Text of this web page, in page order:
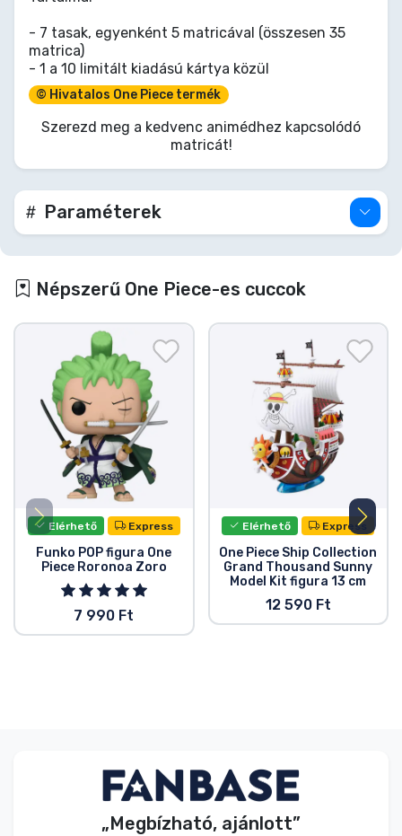
- 7 tasak, egyenként 5 matricával (összesen 35
matrica)
- 1 a 10 limitált kiadású kártya közül
© Hivatalos One Piece termék
Szerezd meg a kedvenc animédhez kapcsolódó
matricát!
Paraméterek
Népszerű One Piece-es cuccok
Elérhető Express
Funko POP figura One
Piece Roronoa Zoro
7 990 Ft
Elérhető Express
One Piece Ship Collection
Grand Thousand Sunny
Model Kit figura 13 cm
12 590 Ft
„Megbízható, ajánlott”